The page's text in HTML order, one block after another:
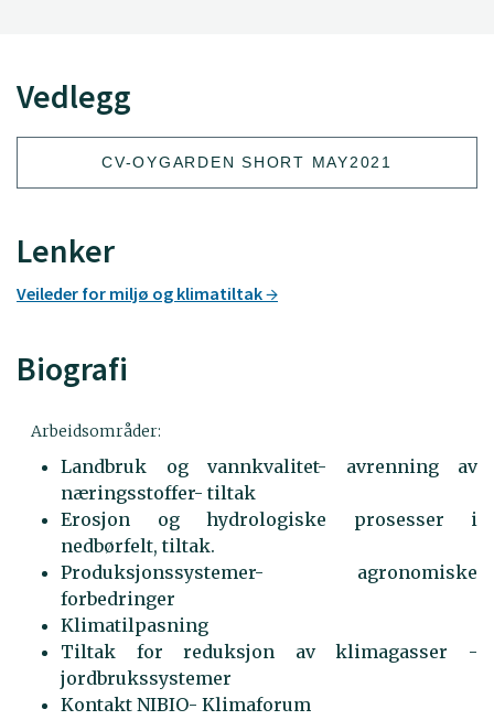
Vedlegg
CV-OYGARDEN SHORT MAY2021
Lenker
Veileder for miljø og klimatiltak
Biografi
Arbeidsområder:
Landbruk og vannkvalitet- avrenning av
næringsstoffer- tiltak
Erosjon og hydrologiske prosesser i
nedbørfelt, tiltak.
Produksjonssystemer- agronomiske
forbedringer
Klimatilpasning
Tiltak for reduksjon av klimagasser -
jordbrukssystemer
Kontakt NIBIO- Klimaforum